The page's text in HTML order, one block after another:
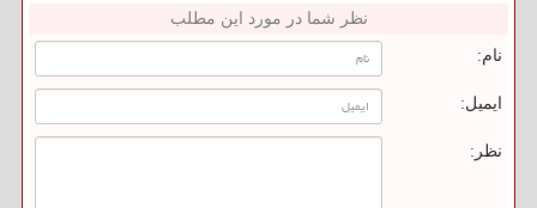
نظر شما در مورد این مطلب
نام:
ایمیل:
نظر: